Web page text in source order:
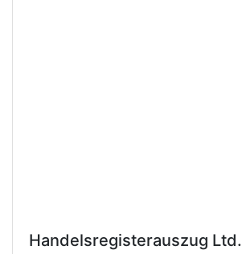
Handelsregisterauszug Ltd.